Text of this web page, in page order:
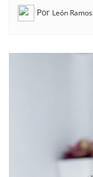
Por León Ramos